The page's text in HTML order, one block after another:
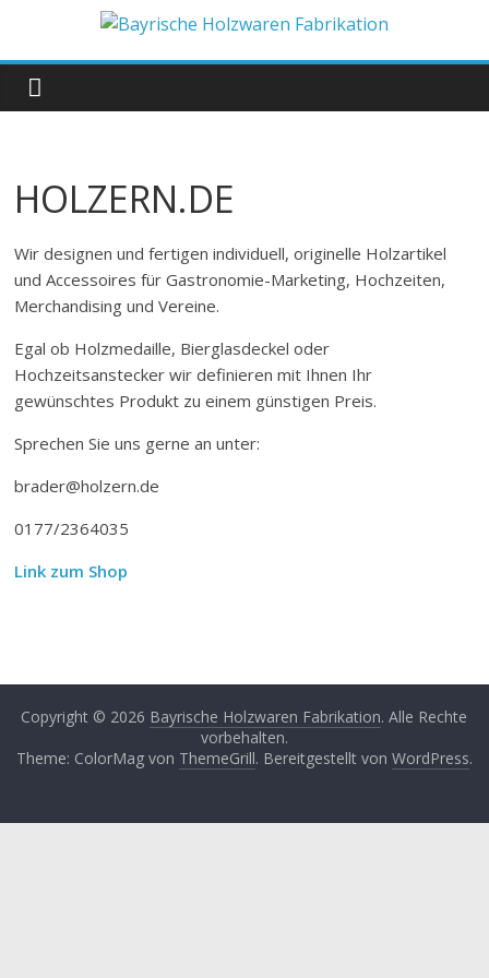
springen
Bayrische
Holzwaren
Fabrikation
HOLZERN.DE
Wir designen und fertigen individuell, originelle Holzartikel
und Accessoires für Gastronomie-Marketing, Hochzeiten,
Merchandising und Vereine.
Egal ob Holzmedaille, Bierglasdeckel oder
Hochzeitsanstecker wir definieren mit Ihnen Ihr
gewünschtes Produkt zu einem günstigen Preis.
Sprechen Sie uns gerne an unter:
brader@holzern.de
0177/2364035
Link zum Shop
Copyright © 2026 Bayrische Holzwaren Fabrikation. Alle Rechte
vorbehalten.
Theme: ColorMag von ThemeGrill. Bereitgestellt von WordPress.